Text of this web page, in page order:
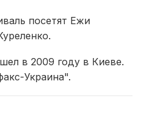
посетят Ежи
в 2009 году в Киеве.
Украина".